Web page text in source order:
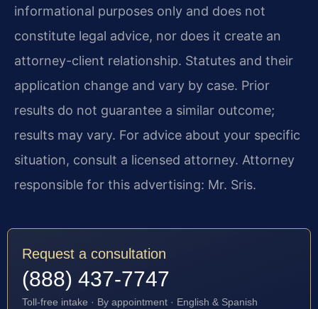
informational purposes only and does not
constitute legal advice, nor does it create an
attorney-client relationship. Statutes and their
application change and vary by case. Prior
results do not guarantee a similar outcome;
results may vary. For advice about your specific
situation, consult a licensed attorney. Attorney
responsible for this advertising: Mr. Sris.
Request a consultation
(888) 437-7747
Toll-free intake · By appointment · English & Spanish